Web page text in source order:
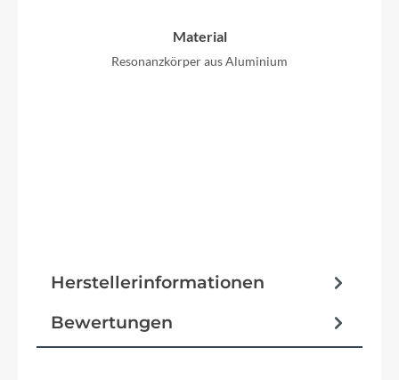
Material
Resonanzkörper aus Aluminium
Herstellerinformationen
Bewertungen